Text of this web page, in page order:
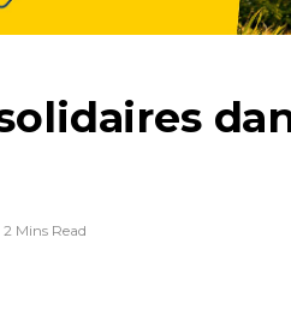
2 Mins Read